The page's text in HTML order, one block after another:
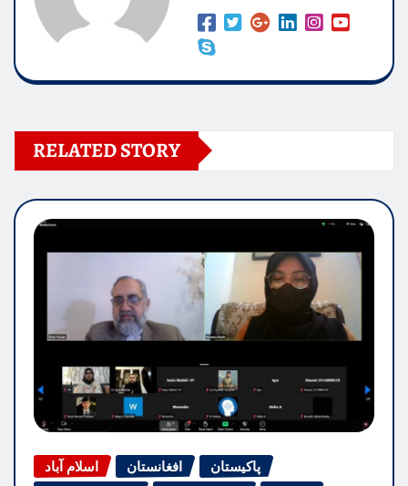
RELATED STORY
اسلام آباد افغانستان
پاکیستان